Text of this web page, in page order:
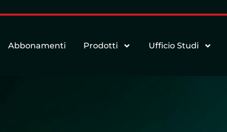
Abbonamenti Prodotti Ufficio Studi